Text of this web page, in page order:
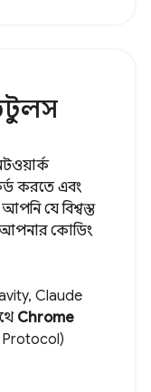
করতে এবং
যে বিশ্বস্ত
কোডিং
Claude
Chrome